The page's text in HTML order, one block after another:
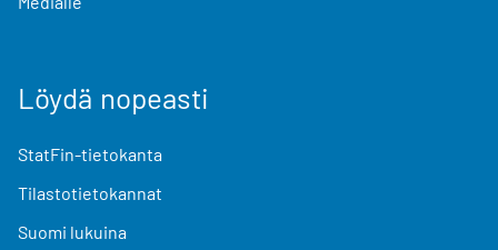
Löydä nopeasti
StatFin-tietokanta
Tilastotietokannat
Suomi lukuina